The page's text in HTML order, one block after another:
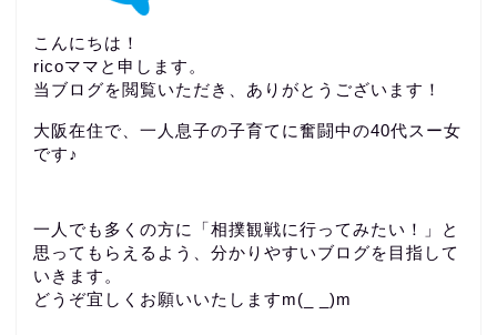
こんにちは！
ricoママと申します。
当ブログを閲覧いただき、ありがとうございます！
大阪在住で、一人息子の子育てに奮闘中の40代スー女
です♪
一人でも多くの方に「相撲観戦に行ってみたい！」と
思ってもらえるよう、分かりやすいブログを目指して
いきます。
どうぞ宜しくお願いいたしますm(_ _)m